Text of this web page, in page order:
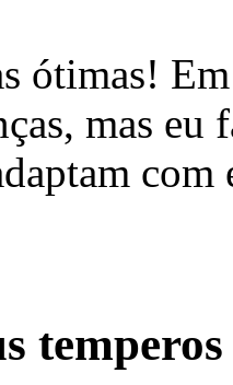
ótimas!
mas
temperos